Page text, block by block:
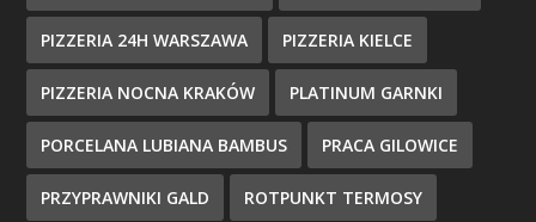
PIZZERIA 24H WARSZAWA PIZZERIA KIELCE
PIZZERIA NOCNA KRAKÓW PLATINUM GARNKI
PORCELANA LUBIANA BAMBUS PRACA GILOWICE
PRZYPRAWNIKI GALD ROTPUNKT TERMOSY